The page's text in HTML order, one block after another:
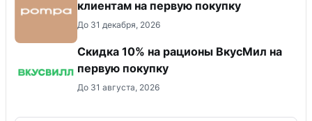
клиентам на первую покупку
До 31 декабря, 2026
Скидка 10% на рационы ВкусМил на
первую покупку
До 31 августа, 2026